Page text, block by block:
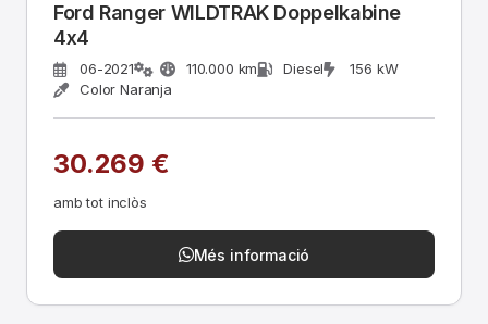
Ford Ranger WILDTRAK Doppelkabine
4x4
06-2021 110.000 km Diesel
156 kW
Color Naranja
30.269 €
amb tot inclòs
Més informació